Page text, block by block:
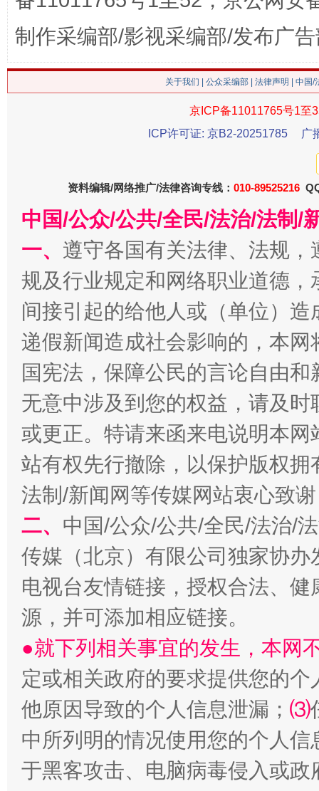
习近平的博鳌关键词
魏明亮
“刷贴”乱象丛生
生
揭批美国五大"原罪" "炒
制作采编部/影视采编部/发布广
关于我们 公众采编部 法律声明 | 中国
京ICP备11011765号1至
ICP许可证: 京B2-20251785
广
资料编辑/网络推广/法律咨询专线： 010-89525216
中国/公众/公共/全民/法治/法制/
一、 遵守各国有关法律、法规
规及行业规定和网络职业道德
间接引起的给他人或（单位）
递假新闻造成社会影响的，本
国宪法，保障公民的言论自由
无意中涉及到您的权益，请及
或更正。特请来函来电说明本
站有权先行撤除，以保护版权
法制/新闻网等传媒网站衷心致
二、 中国/公众/公共/全民/法治/
传媒（北京）有限公司独家协
电视台友情链接，授权合法、
源，并可添加相应链接。
●就下列相关事宜的发生，本网
定或相关政府的要求提供您的个
他原因导致的个人信息泄漏； ⑶
中所列明的情况使用您的个人
于黑客攻击、电脑病毒侵入或